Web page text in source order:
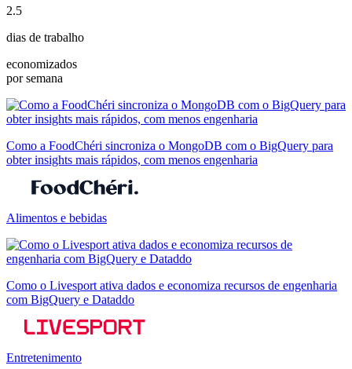
2.5
dias de trabalho
economizados
por semana
Como a FoodChéri sincroniza o MongoDB com o BigQuery para
obter insights mais rápidos, com menos engenharia
Alimentos e bebidas
Como o Livesport ativa dados e economiza recursos de engenharia
com BigQuery e Dataddo
Entretenimento